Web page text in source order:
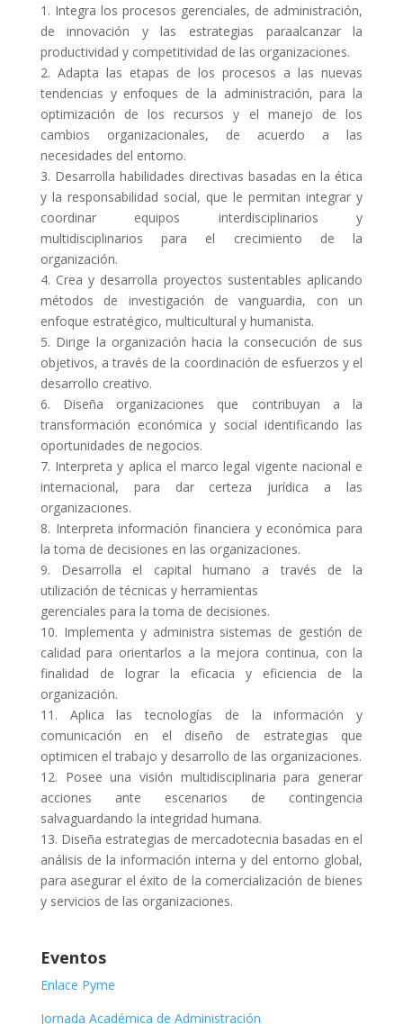
1. Integra los procesos gerenciales, de administración,
de innovación y las estrategias paraalcanzar la
productividad y competitividad de las organizaciones.
2. Adapta las etapas de los procesos a las nuevas
tendencias y enfoques de la administración, para la
optimización de los recursos y el manejo de los
cambios organizacionales, de acuerdo a las
necesidades del entorno.
3. Desarrolla habilidades directivas basadas en la ética
y la responsabilidad social, que le permitan integrar y
coordinar equipos interdisciplinarios y
multidisciplinarios para el crecimiento de la
organización.
4. Crea y desarrolla proyectos sustentables aplicando
métodos de investigación de vanguardia, con un
enfoque estratégico, multicultural y humanista.
5. Dirige la organización hacia la consecución de sus
objetivos, a través de la coordinación de esfuerzos y el
desarrollo creativo.
6. Diseña organizaciones que contribuyan a la
transformación económica y social identificando las
oportunidades de negocios.
7. Interpreta y aplica el marco legal vigente nacional e
internacional, para dar certeza jurídica a las
organizaciones.
8. Interpreta información financiera y económica para
la toma de decisiones en las organizaciones.
9. Desarrolla el capital humano a través de la
utilización de técnicas y herramientas
gerenciales para la toma de decisiones.
10. Implementa y administra sistemas de gestión de
calidad para orientarlos a la mejora continua, con la
finalidad de lograr la eficacia y eficiencia de la
organización.
11. Aplica las tecnologías de la información y
comunicación en el diseño de estrategias que
optimicen el trabajo y desarrollo de las organizaciones.
12. Posee una visión multidisciplinaria para generar
acciones ante escenarios de contingencia
salvaguardando la integridad humana.
13. Diseña estrategias de mercadotecnia basadas en el
análisis de la información interna y del entorno global,
para asegurar el éxito de la comercialización de bienes
y servicios de las organizaciones.
Eventos
Enlace Pyme
Jornada Académica de Administración